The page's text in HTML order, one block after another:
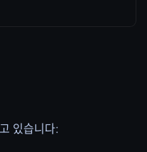
있습니다: